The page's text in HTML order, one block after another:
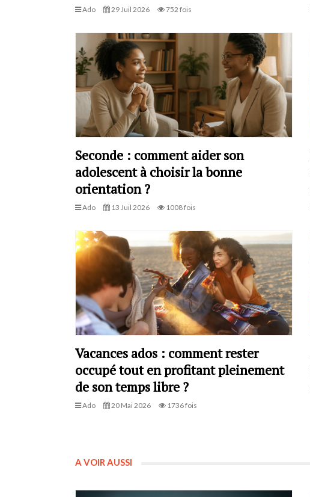
Ado 29 Juil 2026 752 fois
Seconde : comment aider son
adolescent à choisir la bonne
orientation ?
Ado 13 Juil 2026 1008 fois
Vacances ados : comment rester
occupé tout en profitant pleinement
de son temps libre ?
Ado 20 Mai 2026 1736 fois
A VOIR AUSSI